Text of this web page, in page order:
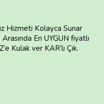
Hizmeti Kolayca Sunar
En UYGUN fiyatlı
Kulak ver KAR’lı Çık.